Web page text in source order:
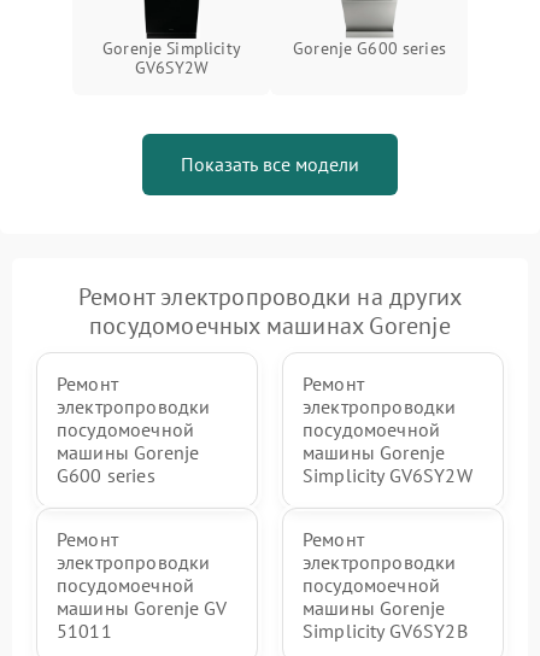
Gorenje Simplicity
GV6SY2W
Gorenje G600 series
Показать все модели
Ремонт электропроводки на других
посудомоечных машинах Gorenje
Ремонт
электропроводки
посудомоечной
машины Gorenje
G600 series
Ремонт
электропроводки
посудомоечной
машины Gorenje
Simplicity GV6SY2W
Ремонт
электропроводки
посудомоечной
машины Gorenje GV
51011
Ремонт
электропроводки
посудомоечной
машины Gorenje
Simplicity GV6SY2B